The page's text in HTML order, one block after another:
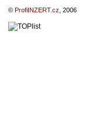
© ProfiINZERT.cz , 2006